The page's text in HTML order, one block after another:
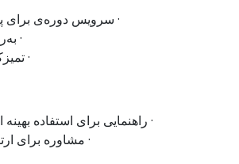
· سرویس دوره‌ی برای
·
·
· راهنمایی برای استفاده
· مشاوره برای